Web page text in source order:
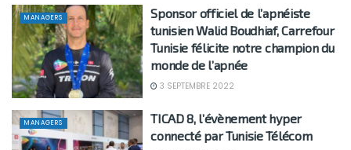
MANAGERS
Sponsor officiel de l’apnéiste
tunisien Walid Boudhiaf, Carrefour
Tunisie félicite notre champion du
monde de l’apnée
3 SEPTEMBRE 2022
MANAGERS
TICAD 8, l’évènement hyper
connecté par Tunisie Télécom